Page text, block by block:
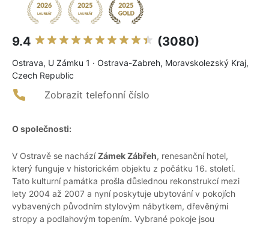
9.4 (3080)
Ostrava, U Zámku 1 · Ostrava-Zabreh, Moravskolezský Kraj,
Czech Republic
Zobrazit telefonní číslo
O společnosti:
V Ostravě se nacházíZámek Zábřeh, renesanční hotel,
který funguje v historickém objektu z počátku 16. století.
Tato kulturní památka prošla důslednou rekonstrukcí mezi
lety 2004 až 2007 a nyní poskytuje ubytování v pokojích
vybavených původním stylovým nábytkem, dřevěnými
stropy a podlahovým topením. Vybrané pokoje jsou